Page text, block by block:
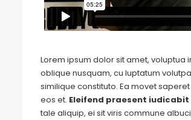
Lorem ipsum dolor sit amet, voluptua
oblique nusquam, cu luptatum
similique constituto. Ea movet
eos et. Eleifend praesent
tale aliquip, ei sit viris commune